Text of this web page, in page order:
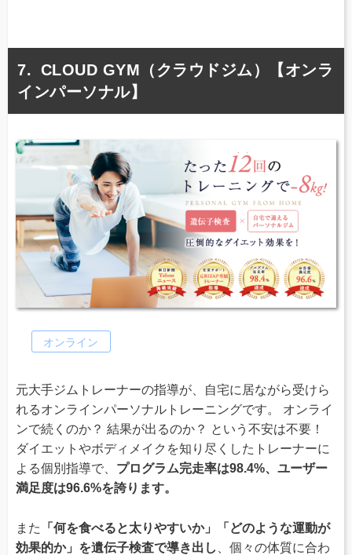
CLOUD GYM（クラウドジム）【オンラ
インパーソナル】
オンライン
元大手ジムトレーナーの指導が、自宅に居ながら受けら
れるオンラインパーソナルトレーニングです。 オンライ
ンで続くのか？ 結果が出るのか？ という不安は不要！
ダイエットやボディメイクを知り尽くしたトレーナーに
よる個別指導で、 プログラム完走率は98.4%、ユーザー
満足度は96.6%を誇ります。
また
「何を食べると太りやすいか」「どのような運動が
効果的か」を遺伝子検査で導き出し
、個々の体質に合わ